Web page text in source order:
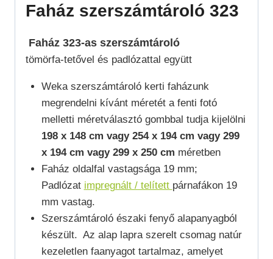
Faház szerszámtároló 323
Faház 323-as szerszámtároló
tömörfa-tetővel és padlózattal együtt
Weka szerszámtároló kerti faházunk
megrendelni kívánt méretét a fenti fotó
melletti méretválasztó gombbal tudja kijelölni
198 x 148 cm vagy 254 x 194 cm vagy 299
x 194 cm vagy 299 x 250 cm méretben
Faház oldalfal vastagsága 19 mm;
Padlózat impregnált / telített párnafákon 19
mm vastag.
Szerszámtároló északi fenyő alapanyagból
készült. Az alap lapra szerelt csomag natúr
kezeletlen faanyagot tartalmaz, amelyet